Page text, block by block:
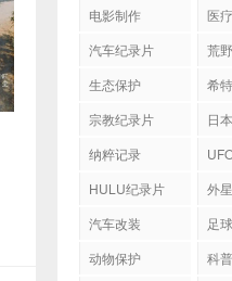
电影制作
医
汽车纪录片
荒
生态保护
希
宗教纪录片
日
纳粹记录
HULU纪录片
外
汽车改装
足球
动物保护
科